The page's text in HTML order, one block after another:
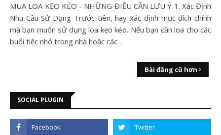
MUA LOA KẸO KÉO - NHỮNG ĐIỀU CẦN LƯU Ý 1. Xác Định
Nhu Cầu Sử Dụng Trước tiên, hãy xác định mục đích chính
mà bạn muốn sử dụng loa kẹo kéo. Nếu bạn cần loa cho các
buổi tiệc nhỏ trong nhà hoặc các…
Bài đăng cũ hơn
SOCIAL PLUGIN